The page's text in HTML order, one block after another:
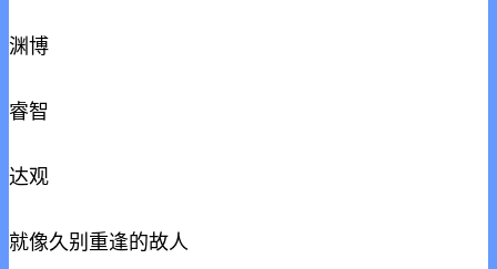
渊博
睿智
达观
就像久别重逢的故人